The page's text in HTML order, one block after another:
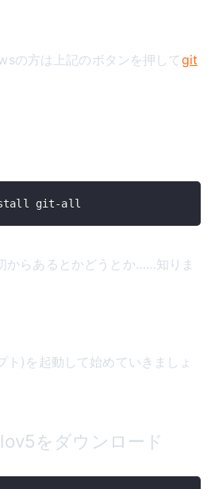
の方は上記のボタンを押してgit
git-all
からあるとかどうとか……知りま
)を起動して始めていきましょ
をダウンロード